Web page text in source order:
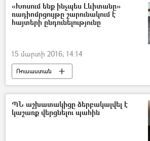
«Խոսում ենք ինչպես Լևիտանը»
ռադիոմրցույթը շարունակում է
հայտերի ընդունելությունը
15 մարտի 2016, 14:14
Ռուսաստան
ՊՆ աշխատակիցը ձերբակալվել է
կաշառք վերցնելու պահին